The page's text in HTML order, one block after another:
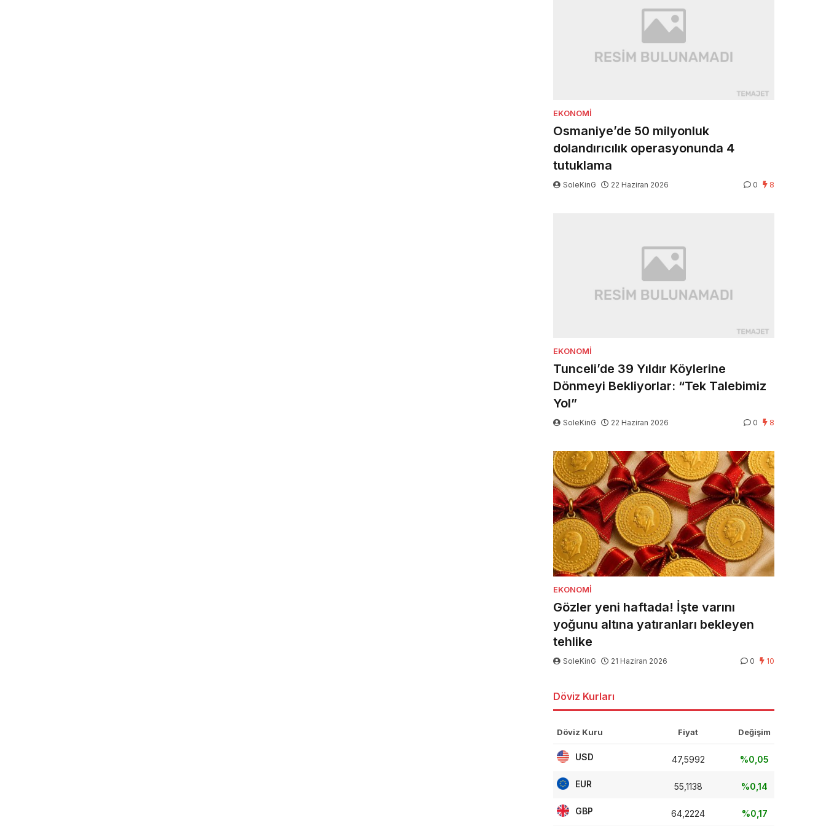
EKONOMI
Osmaniye’de 50 milyonluk
dolandırıcılık operasyonunda 4
tutuklama
SoleKinG 22 Haziran 2026 0 8
EKONOMI
Tunceli’de 39 Yıldır Köylerine
Dönmeyi Bekliyorlar: “Tek Talebimiz
Yol”
SoleKinG 22 Haziran 2026 0 8
EKONOMI
Gözler yeni haftada! İşte varını
yoğunu altına yatıranları bekleyen
tehlike
SoleKinG 21 Haziran 2026 0 10
Döviz Kurları
Döviz Kuru Fiyat Değişim
USD 47,5992 %0,05
EUR 55,1138 %0,14
GBP 64,2224 %0,17